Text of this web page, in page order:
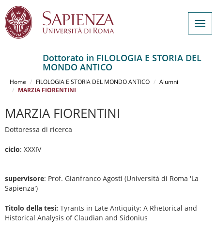
contenuto
Dottorato in FILOLOGIA E STORIA DEL
MONDO ANTICO
Home FILOLOGIA E STORIA DEL MONDO ANTICO
Alumni
MARZIA FIORENTINI
MARZIA FIORENTINI
Dottoressa di ricerca
ciclo: XXXIV
supervisore: Prof. Gianfranco Agosti (Università di Roma 'La
Sapienza')
Titolo della tesi: Tyrants in Late Antiquity: A Rhetorical and
Historical Analysis of Claudian and Sidonius